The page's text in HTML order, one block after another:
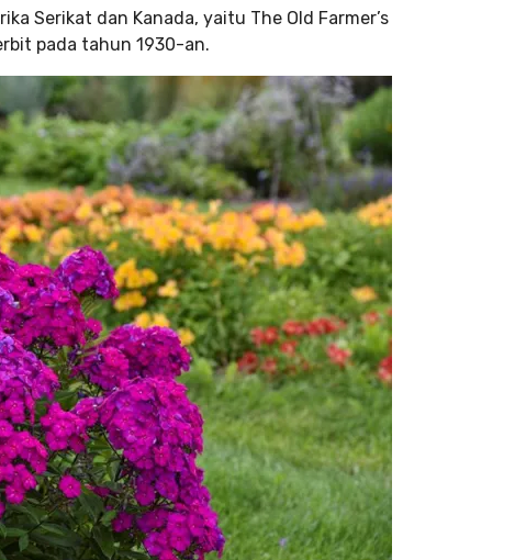
Serikat dan Kanada, yaitu The Old Farmer’s
pada tahun 1930-an.